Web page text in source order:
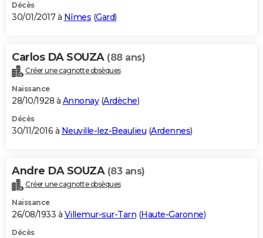
Décès
30/01/2017 à Nîmes (Gard)
Carlos DA SOUZA (88 ans)
Créer une cagnotte obsèques
Naissance
28/10/1928 à Annonay(Ardèche)
Décès
30/11/2016 à Neuville-lez-Beaulieu (Ardennes)
Andre DA SOUZA (83 ans)
Créer une cagnotte obsèques
Naissance
26/08/1933 à Villemur-sur-Tarn (Haute-Garonne)
Décès